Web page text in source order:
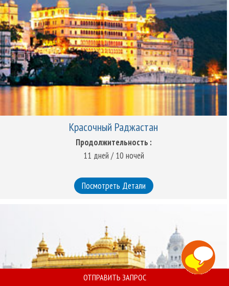
Красочный Раджастан
Продолжительность :
11 дней / 10 ночей
Посмотреть Детали
ОТПРАВИТЬ ЗАПРОС